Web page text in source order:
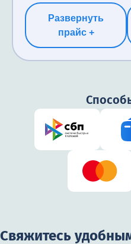
Развернуть
прайс +
Свяжитесь